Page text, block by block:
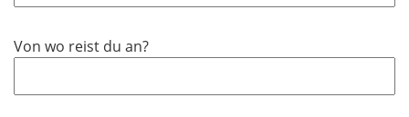
Von wo reist du an?